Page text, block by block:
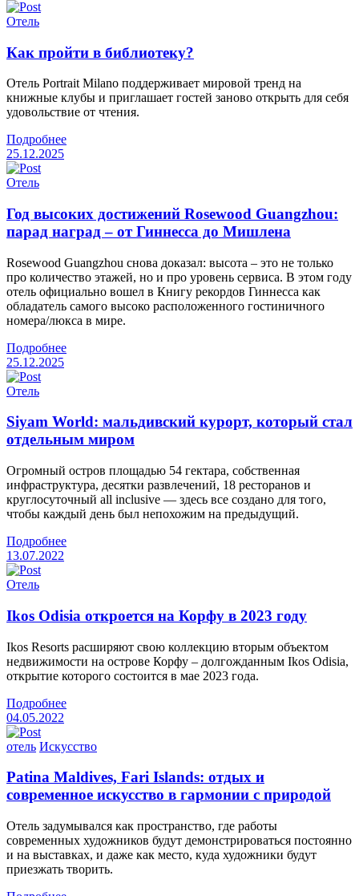
Отель
Как пройти в библиотеку?
Отель Portrait Milano поддерживает мировой тренд на
книжные клубы и приглашает гостей заново открыть для себя
удовольствие от чтения.
Подробнее
25.12.2025
Отель
Год высоких достижений Rosewood Guangzhou:
парад наград – от Гиннесса до Мишлена
Rosewood Guangzhou снова доказал: высота – это не только
про количество этажей, но и про уровень сервиса. В этом году
отель официально вошел в Книгу рекордов Гиннесса как
обладатель самого высоко расположенного гостиничного
номера/люкса в мире.
Подробнее
25.12.2025
Отель
Siyam World: мальдивский курорт, который стал
отдельным миром
Огромный остров площадью 54 гектара, собственная
инфраструктура, десятки развлечений, 18 ресторанов и
круглосуточный all inclusive — здесь все создано для того,
чтобы каждый день был непохожим на предыдущий.
Подробнее
13.07.2022
Отель
Ikos Odisia откроется на Корфу в 2023 году
Ikos Resorts расширяют свою коллекцию вторым объектом
недвижимости на острове Корфу – долгожданным Ikos Odisia,
открытие которого состоится в мае 2023 года.
Подробнее
04.05.2022
отель Искусство
Patina Maldives, Fari Islands: отдых и
современное искусство в гармонии с природой
Отель задумывался как пространство, где работы
современных художников будут демонстрироваться постоянно
и на выставках, и даже как место, куда художники будут
приезжать творить.